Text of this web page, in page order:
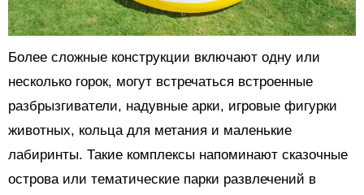
Более сложные конструкции включают одну или
несколько горок, могут встречаться встроенные
разбрызгиватели, надувные арки, игровые фигурки
животных, кольца для метания и маленькие
лабиринты. Такие комплексы напоминают сказочные
острова или тематические парки развлечений в